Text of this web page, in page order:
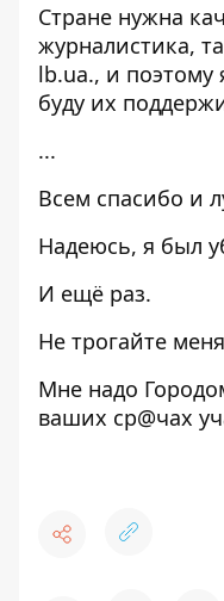
Стране нужна
журналистика,
lb.ua., и поэтому
буду их
...
Всем спасибо и
Надеюсь, я был
И ещё раз.
Не трогайте
Мне надо
ваших ср@чах